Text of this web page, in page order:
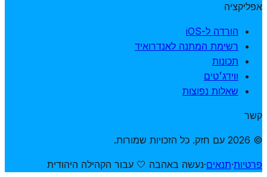
אפליקציה
הורדה ל-iOS
רשימת המתנה לאנדרואיד
תכונות
ווידג׳טים
שאלות נפוצות
קשר
© 2026 עם חזק. כל הזכויות שמורות.
פרטיות·תנאים·נעשה באהבה 🤍 עבור הקהילה היהודית